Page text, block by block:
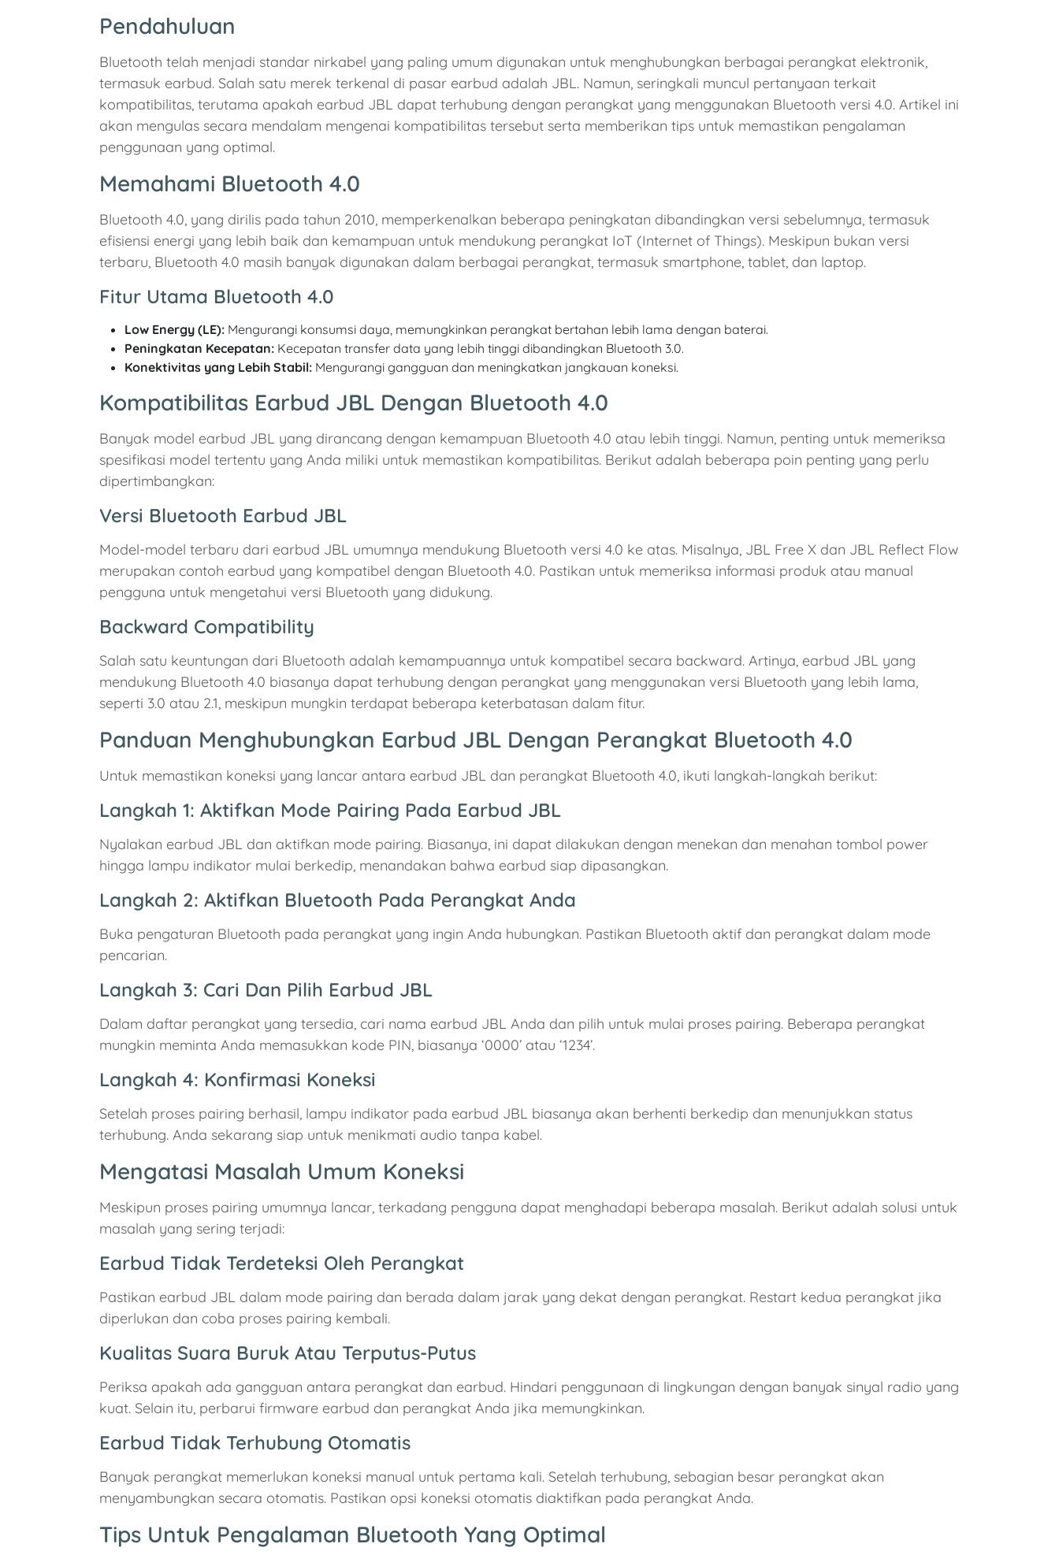
Pendahuluan
Bluetooth telah menjadi standar nirkabel yang paling umum digunakan untuk menghubungkan berbagai perangkat elektronik,
termasuk earbud. Salah satu merek terkenal di pasar earbud adalah JBL. Namun, seringkali muncul pertanyaan terkait
kompatibilitas, terutama apakah earbud JBL dapat terhubung dengan perangkat yang menggunakan Bluetooth versi 4.0. Artikel ini
akan mengulas secara mendalam mengenai kompatibilitas tersebut serta memberikan tips untuk memastikan pengalaman
penggunaan yang optimal.
Memahami Bluetooth 4.0
Bluetooth 4.0, yang dirilis pada tahun 2010, memperkenalkan beberapa peningkatan dibandingkan versi sebelumnya, termasuk
efisiensi energi yang lebih baik dan kemampuan untuk mendukung perangkat IoT (Internet of Things). Meskipun bukan versi
terbaru, Bluetooth 4.0 masih banyak digunakan dalam berbagai perangkat, termasuk smartphone, tablet, dan laptop.
Fitur Utama Bluetooth 4.0
Low Energy (LE): Mengurangi konsumsi daya, memungkinkan perangkat bertahan lebih lama dengan baterai.
Peningkatan Kecepatan: Kecepatan transfer data yang lebih tinggi dibandingkan Bluetooth 3.0.
Konektivitas yang Lebih Stabil: Mengurangi gangguan dan meningkatkan jangkauan koneksi.
Kompatibilitas Earbud JBL Dengan Bluetooth 4.0
Banyak model earbud JBL yang dirancang dengan kemampuan Bluetooth 4.0 atau lebih tinggi. Namun, penting untuk memeriksa
spesifikasi model tertentu yang Anda miliki untuk memastikan kompatibilitas. Berikut adalah beberapa poin penting yang perlu
dipertimbangkan:
Versi Bluetooth Earbud JBL
Model-model terbaru dari earbud JBL umumnya mendukung Bluetooth versi 4.0 ke atas. Misalnya, JBL Free X dan JBL Reflect Flow
merupakan contoh earbud yang kompatibel dengan Bluetooth 4.0. Pastikan untuk memeriksa informasi produk atau manual
pengguna untuk mengetahui versi Bluetooth yang didukung.
Backward Compatibility
Salah satu keuntungan dari Bluetooth adalah kemampuannya untuk kompatibel secara backward. Artinya, earbud JBL yang
mendukung Bluetooth 4.0 biasanya dapat terhubung dengan perangkat yang menggunakan versi Bluetooth yang lebih lama,
seperti 3.0 atau 2.1, meskipun mungkin terdapat beberapa keterbatasan dalam fitur.
Panduan Menghubungkan Earbud JBL Dengan Perangkat Bluetooth 4.0
Untuk memastikan koneksi yang lancar antara earbud JBL dan perangkat Bluetooth 4.0, ikuti langkah-langkah berikut:
Langkah 1: Aktifkan Mode Pairing Pada Earbud JBL
Nyalakan earbud JBL dan aktifkan mode pairing. Biasanya, ini dapat dilakukan dengan menekan dan menahan tombol power
hingga lampu indikator mulai berkedip, menandakan bahwa earbud siap dipasangkan.
Langkah 2: Aktifkan Bluetooth Pada Perangkat Anda
Buka pengaturan Bluetooth pada perangkat yang ingin Anda hubungkan. Pastikan Bluetooth aktif dan perangkat dalam mode
pencarian.
Langkah 3: Cari Dan Pilih Earbud JBL
Dalam daftar perangkat yang tersedia, cari nama earbud JBL Anda dan pilih untuk mulai proses pairing. Beberapa perangkat
mungkin meminta Anda memasukkan kode PIN, biasanya ‘0000’ atau ‘1234’.
Langkah 4: Konfirmasi Koneksi
Setelah proses pairing berhasil, lampu indikator pada earbud JBL biasanya akan berhenti berkedip dan menunjukkan status
terhubung. Anda sekarang siap untuk menikmati audio tanpa kabel.
Mengatasi Masalah Umum Koneksi
Meskipun proses pairing umumnya lancar, terkadang pengguna dapat menghadapi beberapa masalah. Berikut adalah solusi untuk
masalah yang sering terjadi:
Earbud Tidak Terdeteksi Oleh Perangkat
Pastikan earbud JBL dalam mode pairing dan berada dalam jarak yang dekat dengan perangkat. Restart kedua perangkat jika
diperlukan dan coba proses pairing kembali.
Kualitas Suara Buruk Atau Terputus-Putus
Periksa apakah ada gangguan antara perangkat dan earbud. Hindari penggunaan di lingkungan dengan banyak sinyal radio yang
kuat. Selain itu, perbarui firmware earbud dan perangkat Anda jika memungkinkan.
Earbud Tidak Terhubung Otomatis
Banyak perangkat memerlukan koneksi manual untuk pertama kali. Setelah terhubung, sebagian besar perangkat akan
menyambungkan secara otomatis. Pastikan opsi koneksi otomatis diaktifkan pada perangkat Anda.
Tips Untuk Pengalaman Bluetooth Yang Optimal